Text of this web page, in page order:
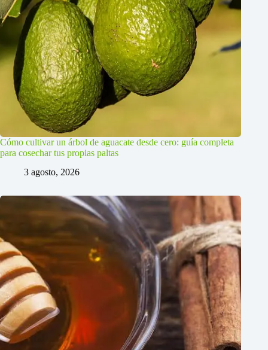
Cómo cultivar un árbol de aguacate desde cero: guía completa
para cosechar tus propias paltas
3 agosto, 2026